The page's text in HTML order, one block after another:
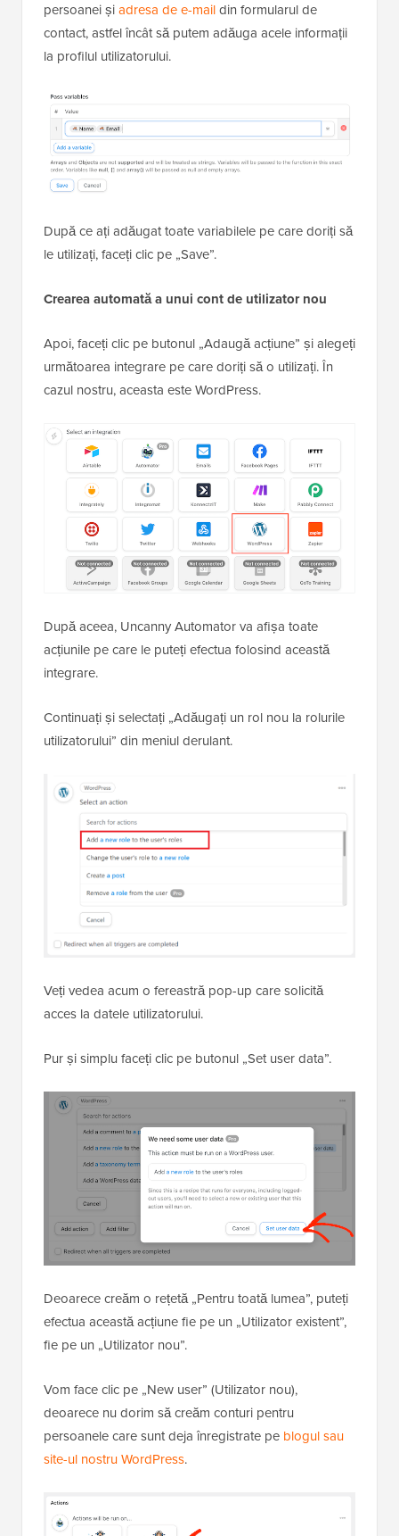
persoanei șiadresa de e-maildin formularul de
contact, astfel încât să putem adăuga acele informații
la profilul utilizatorului.
După ce ați adăugat toate variabilele pe care doriți să
le utilizați, faceți clic pe „Save”.
Crearea automată a unui cont de utilizator nou
Apoi, faceți clic pe butonul „Adaugă acțiune” și alegeți
următoarea integrare pe care doriți să o utilizați. În
cazul nostru, aceasta este WordPress.
După aceea, Uncanny Automator va afișa toate
acțiunile pe care le puteți efectua folosind această
integrare.
Continuați și selectați „Adăugați un rol nou la rolurile
utilizatorului” din meniul derulant.
Veți vedea acum o fereastră pop-up care solicită
acces la datele utilizatorului.
Pur și simplu faceți clic pe butonul „Set user data”.
Deoarece creăm o rețetă „Pentru toată lumea”, puteți
efectua această acțiune fie pe un „Utilizator existent”,
fie pe un „Utilizator nou”.
Vom face clic pe „New user” (Utilizator nou),
deoarece nu dorim să creăm conturi pentru
persoanele care sunt deja înregistrate pe blogul sau
site-ul nostru WordPress.